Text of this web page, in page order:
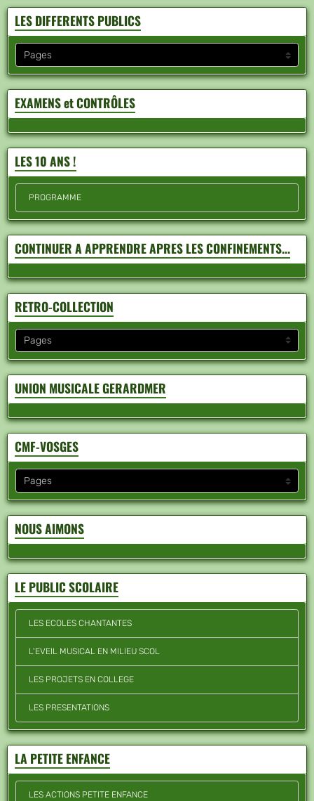
LES DIFFERENTS PUBLICS
EXAMENS et CONTRÔLES
LES 10 ANS !
PROGRAMME
CONTINUER A APPRENDRE APRES LES CONFINEMENTS...
RETRO-COLLECTION
UNION MUSICALE GERARDMER
CMF-VOSGES
NOUS AIMONS
LE PUBLIC SCOLAIRE
LES ECOLES CHANTANTES
L'EVEIL MUSICAL EN MILIEU SCOL
LES PROJETS EN COLLEGE
LES PRESENTATIONS
LA PETITE ENFANCE
LES ACTIONS PETITE ENFANCE